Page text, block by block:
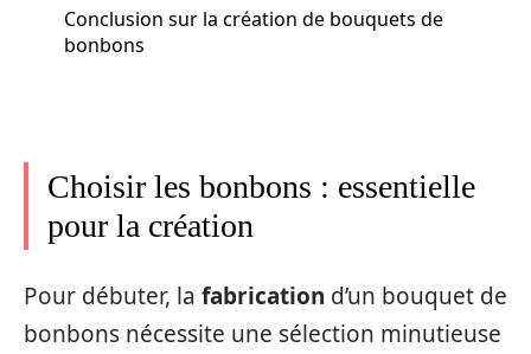
Conclusion sur la création de bouquets de
bonbons
Choisir les bonbons : essentielle
pour la création
Pour débuter, la fabrication d’un bouquet de
bonbons nécessite une sélection minutieuse